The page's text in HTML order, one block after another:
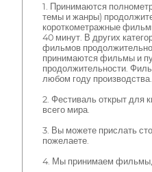
1. Принимаются
темы и жанры)
короткометражные
40 минут. В других
фильмов
принимаются фильмы и
продолжительности.
любом году производства.
2. Фестиваль открыт для
всего мира.
3. Вы можете прислать
пожелаете.
4. Мы принимаем фильмы,